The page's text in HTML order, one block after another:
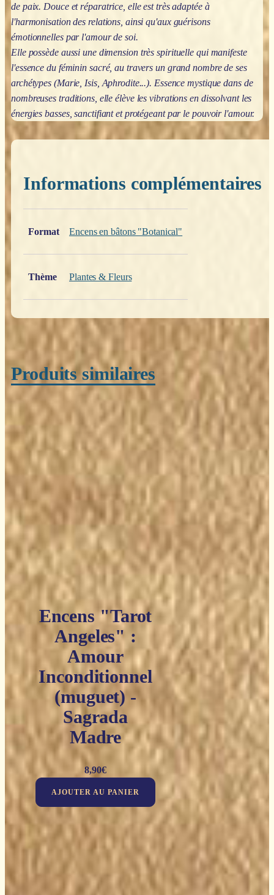
de paix. Douce et réparatrice, elle est très adaptée à
l'harmonisation des relations, ainsi qu'aux guérisons
émotionnelles par l'amour de soi.
Elle possède aussi une dimension très spirituelle qui manifeste
l'essence du féminin sacré, au travers un grand nombre de ses
archétypes (Marie, Isis, Aphrodite...). Essence mystique dans de
nombreuses traditions, elle élève les vibrations en dissolvant les
énergies basses, sanctifiant et protégeant par le pouvoir l'amour.
Informations complémentaires
Format
Encens en bâtons "Botanical"
Thème Plantes & Fleurs
Produits similaires
Encens "Tarot
Angeles" :
Amour
Inconditionnel
(muguet) -
Sagrada
Madre
8,90€
AJOUTER AU PANIER